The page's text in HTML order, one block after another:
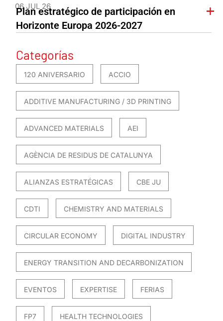
06 JUL 26
Plan estratégico de participación en
Horizonte Europa 2026-2027
Categorías
120 ANIVERSARIO ACCIO
ADDITIVE MANUFACTURING / 3D PRINTING
ADVANCED MATERIALS AEI
AGÈNCIA DE RESIDUS DE CATALUNYA
ALIANZAS ESTRATÉGICAS CBE JU
CDTI CHEMISTRY AND MATERIALS
CIRCULAR ECONOMY DIGITAL INDUSTRY
ENERGY TRANSITION AND DECARBONIZATION
EVENTOS EXPERTISE FERIAS
FP7 HEALTH TECHNOLOGIES